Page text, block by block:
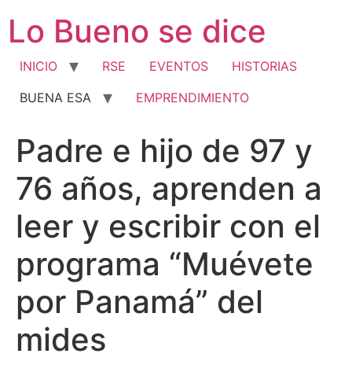
contenido
Lo Bueno se dice
INICIO RSE EVENTOS
HISTORIAS
BUENA ESA
EMPRENDIMIENTO
Padre e hijo de 97 y
76 años, aprenden a
leer y escribir con el
programa “Muévete
por Panamá” del
mides